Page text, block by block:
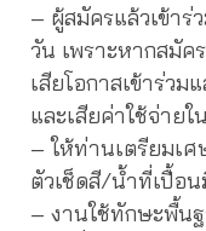
– ผู้สมัครแล้วเข้าร่
วัน เพราะหากสมัค
เสียโอกาสเข้าร่วม
และเสียค่าใช้จ่ายใ
– ให้ท่านเตรียมเศ
ตัวเช็ดสี/น้ำที่เปื้อ
– งานใช้ทักษะพื้น